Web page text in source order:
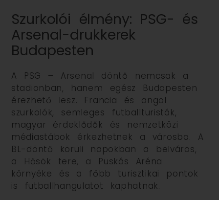
Szurkolói élmény: PSG- és
Arsenal-drukkerek
Budapesten
A PSG – Arsenal döntő nemcsak a
stadionban, hanem egész Budapesten
érezhető lesz. Francia és angol
szurkolók, semleges futballturisták,
magyar érdeklődők és nemzetközi
médiastábok érkezhetnek a városba. A
BL-döntő körüli napokban a belváros,
a Hősök tere, a Puskás Aréna
környéke és a főbb turisztikai pontok
is futballhangulatot kaphatnak.